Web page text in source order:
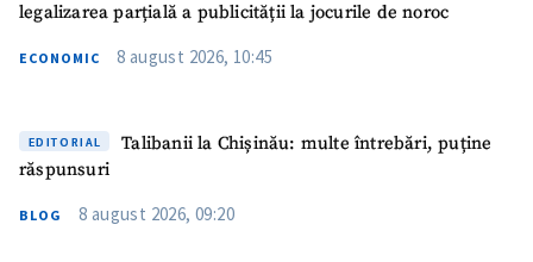
legalizarea parțială a publicității la jocurile de noroc
ECONOMIC 8 august 2026, 10:45
EDITORIAL
Talibanii la Chișinău: multe întrebări, puține
răspunsuri
BLOG 8 august 2026, 09:20
Mesajul știrei
+ Mesajul știrei
CONTACT SURSĂ
Nume+ Numele meu